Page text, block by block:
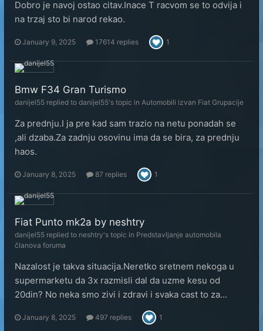
Dobro je navoj ostao citav.Inace T racvom se to odvija i
na trzaj sto bi narod rekao.
January 9, 2025 17614 replies 1
Bmw F34 Gran Turismo
danijel55 replied to danijel55's topic in Automobili izvan Fiat Grupacije
Za prednju.I ja pre kad sam trazio na netu ponadah se
,ali dzaba.Za zadnju osovinu ima da se bira, za prednju
haos.
January 8, 2025 87 replies 1
Fiat Punto mk2a by neshtry
danijel55 replied to neshtry's topic in Predstavljanje automobila
članova foruma
Nazalost je takva situacija.Neretko sretnem nekoga u
supermarketu da 3x razmisli dal da uzme kesu od
20din? No neka smo zivi i zdravi i svaka cast to za...
January 8, 2025 497 replies 1